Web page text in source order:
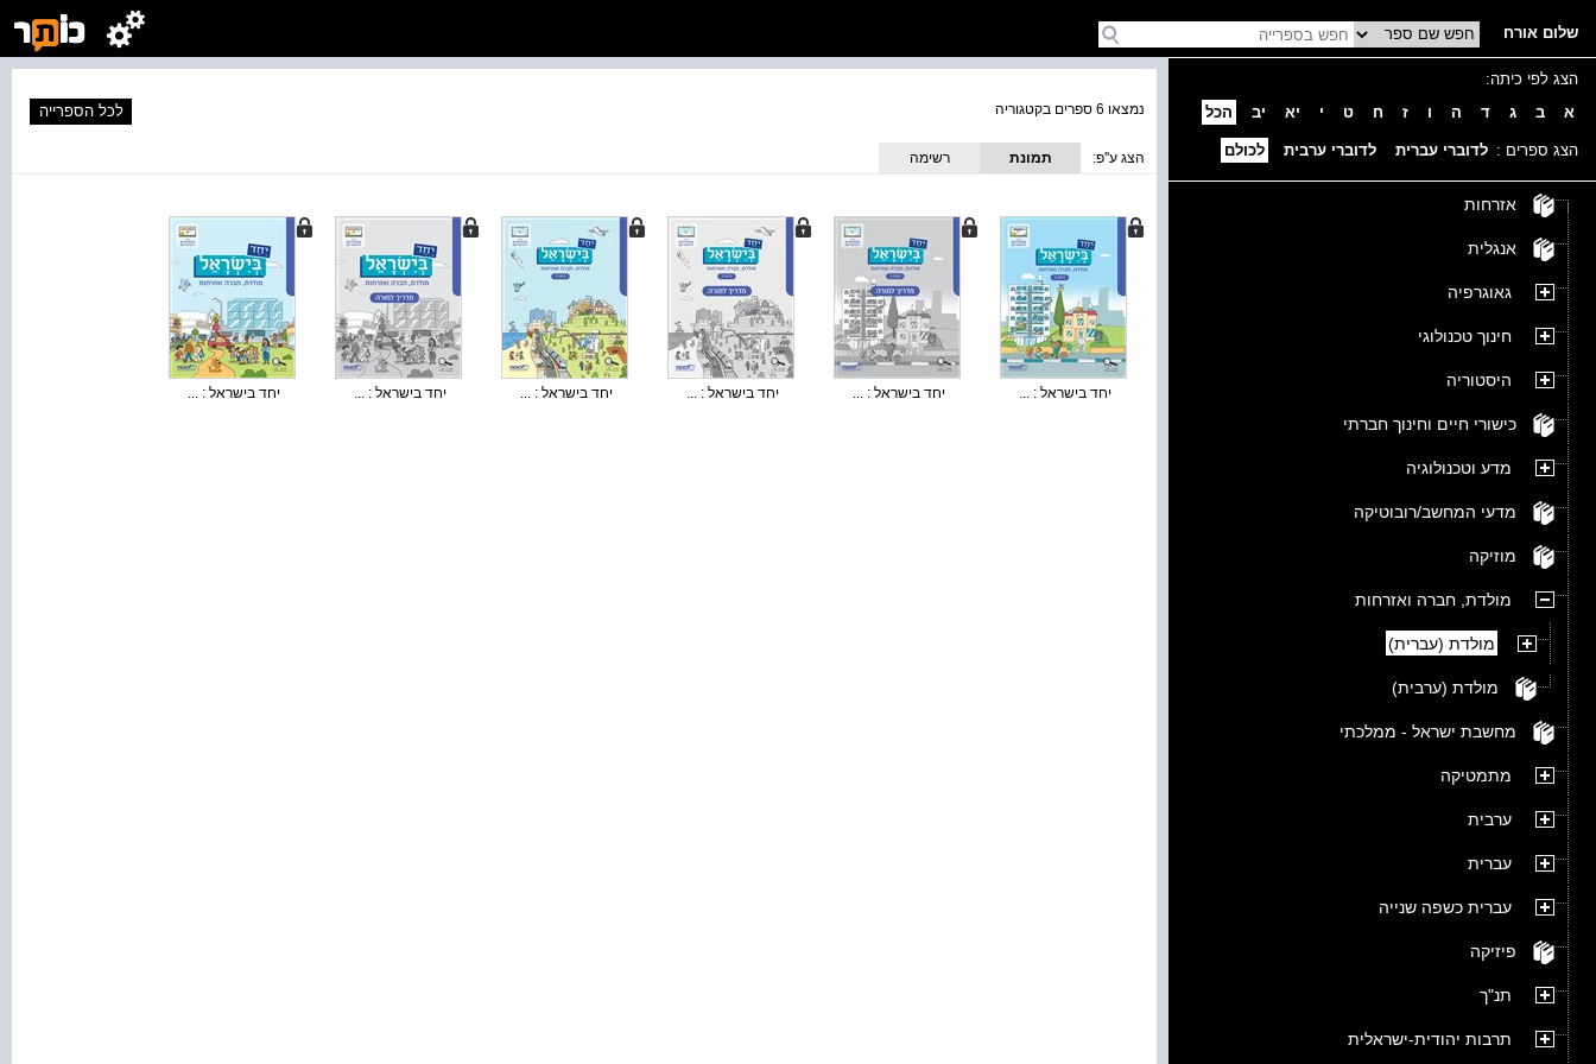
שלום אורח
הצג לפי כיתה:
א
ב ג ד ה ו ז ח ט י יא יב הכל
הצג ספרים : לדוברי עברית לדוברי ערבית לכולם
אזרחות
אנגלית
גאוגרפיה
חינוך טכנולוגי
היסטוריה
כישורי חיים וחינוך חברתי
מדע וטכנולוגיה
מדעי המחשב/רובוטיקה
מוזיקה
מולדת, חברה ואזרחות
מולדת (עברית)
מולדת (ערבית)
מחשבת ישראל - ממלכתי
מתמטיקה
ערבית
עברית
עברית כשפה שנייה
פיזיקה
תנ"ך
תרבות יהודית-ישראלית
נמצאו 6 ספרים בקטגוריה לכל הספרייה
הצג ע''פ:
תמונת
רשימה
יחד בישראל : ... יחד בישראל : ... יחד בישראל : ... יחד בישראל : ... יחד בישראל : ... יחד בישראל : ...